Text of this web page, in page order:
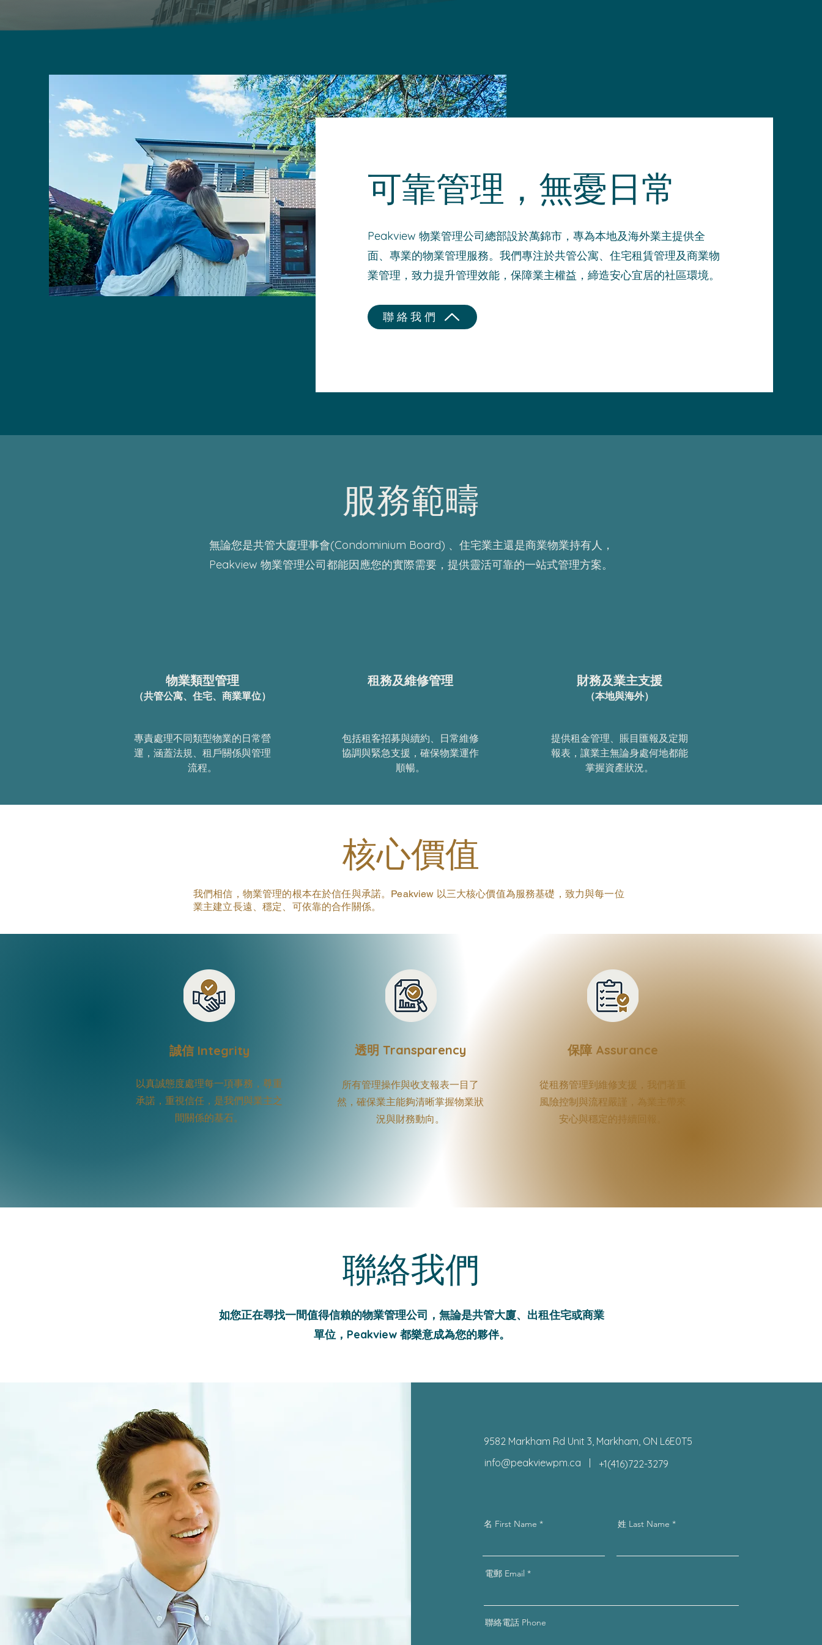
可靠管理，無憂日常
Peakview 物業管理公司總部設於萬錦市，專為本地及海外業主提供全
面、專業的物業管理服務。我們專注於共管公寓、住宅租賃管理及商業物
業管理，致力提升管理效能，保障業主權益，締造安心宜居的社區環境。
聯絡我們
服務範疇
無論您是共管大廈理事會(Condominium Board) 、住宅業主還是商業物業持有人，
Peakview 物業管理公司都能因應您的實際需要，提供靈活可靠的一站式管理方案。
物業類型管理
（共管公寓、住宅、商業單位）
專責處理不同類型物業的日常營
運，涵蓋法規、租戶關係與管理
流程。
租務及維修管理
包括租客招募與續約、日常維修
協調與緊急支援，確保物業運作
順暢。
財務及業主支援
（本地與海外）
提供租金管理、賬目匯報及定期
報表，讓業主無論身處何地都能
掌握資產狀況。
核心價值
我們相信，物業管理的根本在於信任與承諾。Peakview 以三大核心價值為服務基礎，致力與每一位
業主建立長遠、穩定、可依靠的合作關係。
誠信 Integrity
以真誠態度處理每一項事務，尊重
承諾，重視信任，是我們與業主之
間關係的基石。
透明 Transparency
所有管理操作與收支報表一目了
然，確保業主能夠清晰掌握物業狀
況與財務動向。
保障 Assurance
從租務管理到維修支援，我們著重
風險控制與流程嚴謹，為業主帶來
安心與穩定的持續回報。
聯絡我們
如您正在尋找一間值得信賴的物業管理公司，無論是共管大廈、出租住宅或商業
單位，Peakview 都樂意成為您的夥伴。
9582 Markham Rd Unit 3, Markham, ON L6E0T5
info@peakviewpm.ca
+1(416)722-3279
名 First Name 姓 Last Name
電郵 Email
聯絡電話 Phone